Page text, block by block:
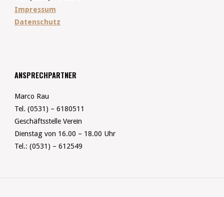
Impressum
Datenschutz
ANSPRECHPARTNER
Marco Rau
Tel. (0531) – 6180511
Geschäftsstelle Verein
Dienstag von 16.00 – 18.00 Uhr
Tel.: (0531) – 612549